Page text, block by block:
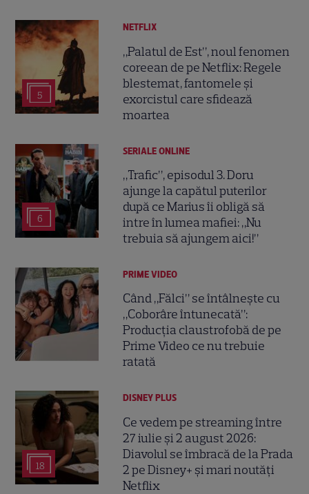
5
NETFLIX
„Palatul de Est”, noul fenomen
coreean de pe Netflix: Regele
blestemat, fantomele și
exorcistul care sfidează
moartea
6
SERIALE ONLINE
„Trafic”, episodul 3. Doru
ajunge la capătul puterilor
după ce Marius îi obligă să
intre în lumea mafiei: „Nu
trebuia să ajungem aici!”
PRIME VIDEO
Când „Fălci” se întâlnește cu
„Coborâre întunecată”:
Producția claustrofobă de pe
Prime Video ce nu trebuie
ratată
18
DISNEY PLUS
Ce vedem pe streaming între
27 iulie și 2 august 2026:
Diavolul se îmbracă de la Prada
2 pe Disney+ și mari noutăți
Netflix